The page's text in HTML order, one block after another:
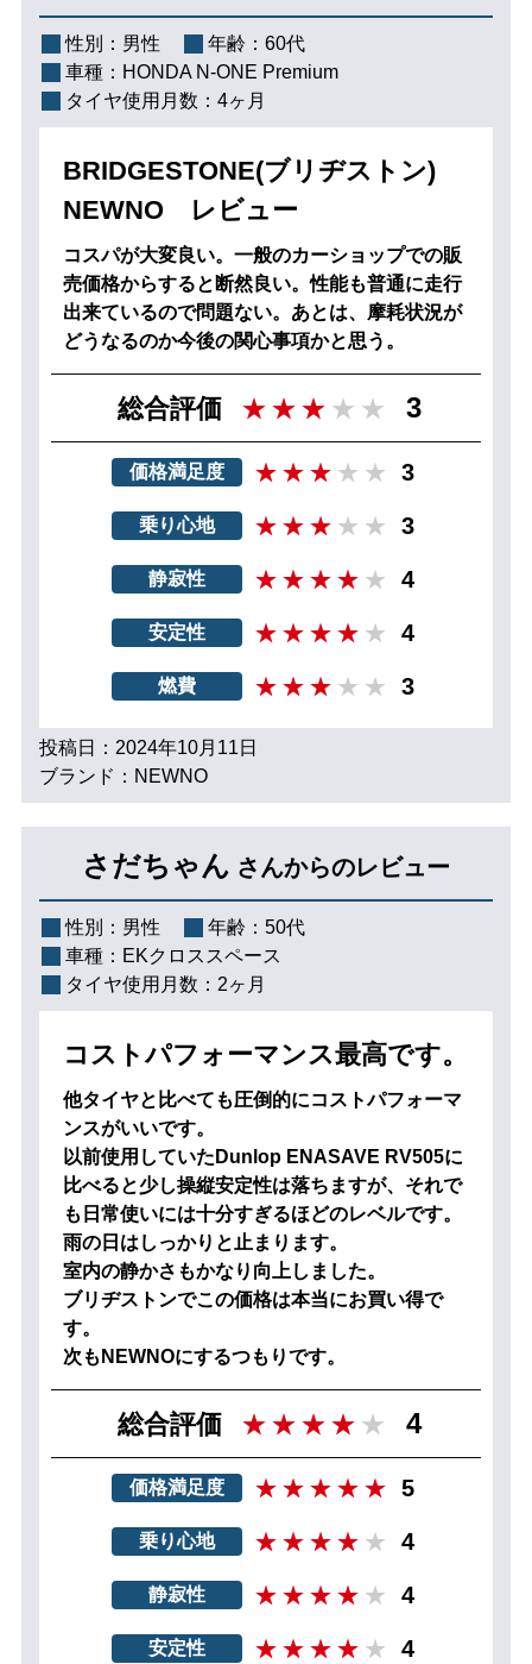
性別： 男性 年齢： 60代
車種： HONDA N-ONE Premium
タイヤ使用月数： 4ヶ月
BRIDGESTONE(ブリヂストン)
NEWNO レビュー
コスパが大変良い。一般のカーショップでの販
売価格からすると断然良い。性能も普通に走行
出来ているので問題ない。あとは、摩耗状況が
どうなるのか今後の関心事項かと思う。
総合評価 3
価格満足度 3
乗り心地 3
静寂性 4
安定性 4
燃費 3
投稿日：2024年10月11日
ブランド：NEWNO
さだちゃん さんからのレビュー
性別： 男性 年齢： 50代
車種： EKクロススペース
タイヤ使用月数： 2ヶ月
コストパフォーマンス最高です。
他タイヤと比べても圧倒的にコストパフォーマ
ンスがいいです。
以前使用していたDunlop ENASAVE RV505に
比べると少し操縦安定性は落ちますが、それで
も日常使いには十分すぎるほどのレベルです。
雨の日はしっかりと止まります。
室内の静かさもかなり向上しました。
ブリヂストンでこの価格は本当にお買い得で
す。
次もNEWNOにするつもりです。
総合評価 4
価格満足度 5
乗り心地 4
静寂性 4
安定性 4